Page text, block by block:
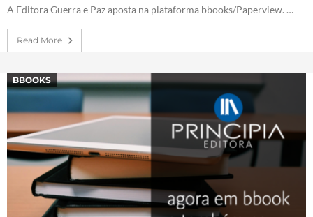
A Editora Guerra e Paz aposta na plataforma bbooks/Paperview. …
Read More
BBOOKS